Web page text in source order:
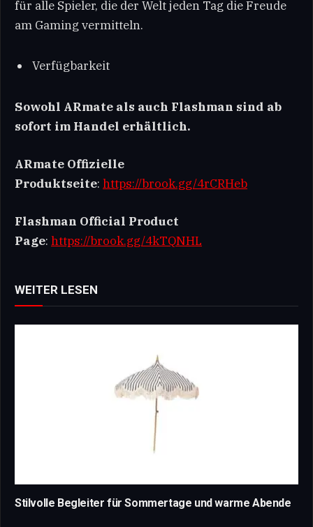
für alle Spieler, die der Welt jeden Tag die Freude
am Gaming vermitteln.
Verfügbarkeit
Sowohl ARmate als auch Flashman sind ab
sofort im Handel erhältlich.
ARmate Offizielle
Produktseite: https://brook.gg/4rCRHeb
Flashman Official Product
Page: https://brook.gg/4kTQNHL
WEITER LESEN
Stilvolle Begleiter für Sommertage und warme Abende